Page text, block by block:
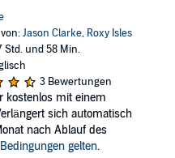
Laxmi Hariharan
Jason Clarke, Roxy Isles
Std. und 58 Min.
3 Bewertungen
kostenlos mit einem
sich automatisch
nach Ablauf des
Bedingungen gelten.